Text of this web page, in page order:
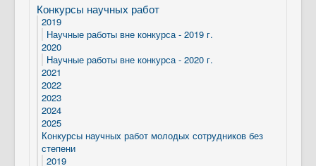
Конкурсы научных работ
2019
Научные работы вне конкурса - 2019 г.
2020
Научные работы вне конкурса - 2020 г.
2021
2022
2023
2024
2025
Конкурсы научных работ молодых сотрудников без
степени
2019